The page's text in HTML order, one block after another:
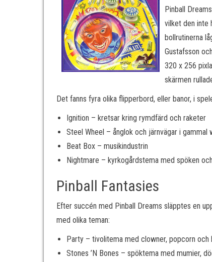
Pinball
vilket den inte
bollrutinerna
Gustafsson
320 x 256
skärmen
Det fanns fyra olika flipperbord, eller banor, i
Ignition – kretsar kring rymdfärd och raketer
Steel Wheel – ånglok och järnvägar i gammal
Beat Box – musikindustrin
Nightmare – kyrkogårdstema med spöken
Pinball Fantasies
Efter succén med Pinball Dreams släpptes en
med olika teman:
Party – tivolitema med clowner, popcorn och
Stones ’N Bones – spöktema med mumier,